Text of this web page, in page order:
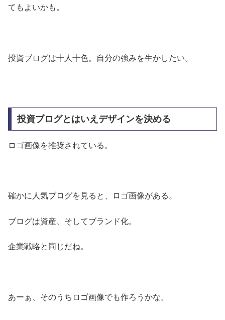
てもよいかも。
投資ブログは十人十色。自分の強みを生かしたい。
投資ブログとはいえデザインを決める
ロゴ画像を推奨されている。
確かに人気ブログを見ると、ロゴ画像がある。
ブログは資産、そしてブランド化。
企業戦略と同じだね。
あーぁ、そのうちロゴ画像でも作ろうかな。